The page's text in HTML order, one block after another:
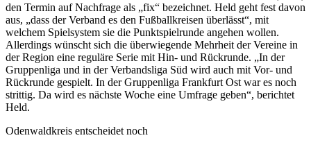
den Termin auf Nachfrage als „fix“ bezeichnet. Held geht fest davon
aus, „dass der Verband es den Fußballkreisen überlässt“, mit
welchem Spielsystem sie die Punktspielrunde angehen wollen.
Allerdings wünscht sich die überwiegende Mehrheit der Vereine in
der Region eine reguläre Serie mit Hin- und Rückrunde. „In der
Gruppenliga und in der Verbandsliga Süd wird auch mit Vor- und
Rückrunde gespielt. In der Gruppenliga Frankfurt Ost war es noch
strittig. Da wird es nächste Woche eine Umfrage geben“, berichtet
Held.
Odenwaldkreis entscheidet noch